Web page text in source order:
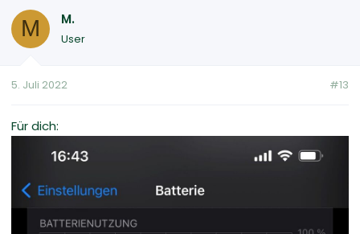
M M.
User
5. Juli 2022 #13
Für dich: